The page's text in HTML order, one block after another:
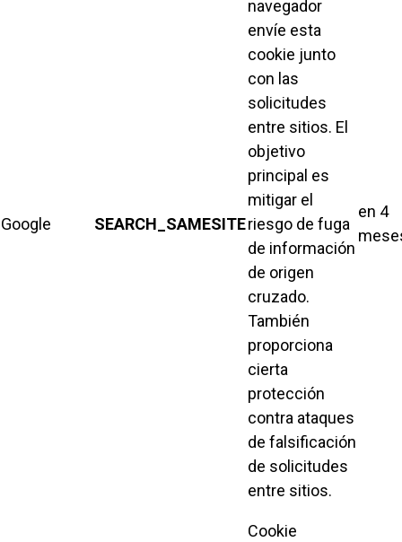
Google SEARCH_SAMESITE
navegador
envíe esta
cookie junto
con las
solicitudes
entre sitios. El
objetivo
principal es
mitigar el
riesgo de fuga
de información
de origen
cruzado.
También
proporciona
cierta
protección
contra ataques
de falsificación
de solicitudes
entre sitios.
en 4
Cookie